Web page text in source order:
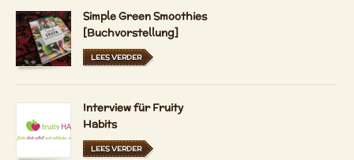
Simple Green Smoothies
[Buchvorstellung]
LEES VERDER
Interview für Fruity
Habits
LEES VERDER